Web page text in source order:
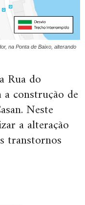
na Ponta de Baixo, alterando
Rua do
construção de
Neste
a alteração
transtornos